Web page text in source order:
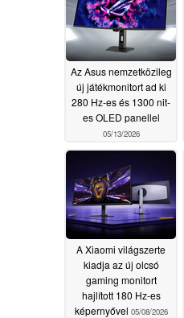
Az Asus nemzetközileg
új játékmonitort ad ki
280 Hz-es és 1300 nit-
es OLED panellel
05/13/2026
A Xiaomi világszerte
kiadja az új olcsó
gaming monitort
hajlított 180 Hz-es
képernyővel 05/08/2026